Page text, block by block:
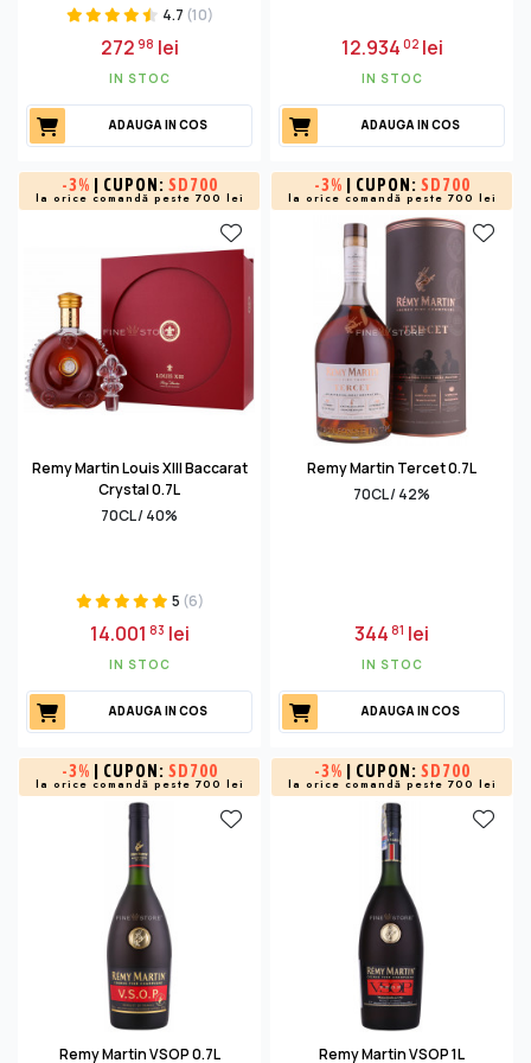
4.7 (10)
27298 lei
IN STOC
ADAUGA IN COS
12.93402lei
IN STOC
ADAUGA IN COS
-3% | CUPON: SD700
la orice comandă peste 700 lei
Remy Martin Louis XIII Baccarat
Crystal 0.7L
70CL / 40%
5 (6)
14.00183 lei
IN STOC
ADAUGA IN COS
-3% | CUPON: SD700
la orice comandă peste 700 lei
Remy Martin Tercet 0.7L
70CL / 42%
34481 lei
IN STOC
ADAUGA IN COS
-3% | CUPON: SD700
la orice comandă peste 700 lei
Remy Martin VSOP 0.7L
-3% | CUPON: SD700
la orice comandă peste 700 lei
Remy Martin VSOP 1L